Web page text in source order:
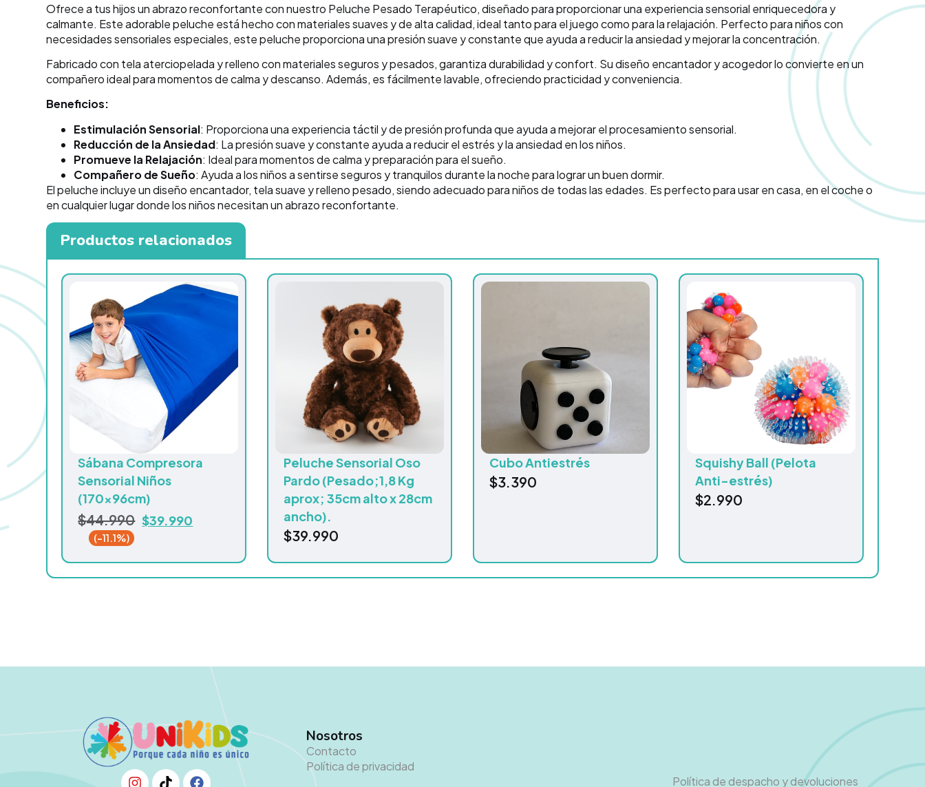
Ofrece a tus hijos un abrazo reconfortante con nuestro Peluche Pesado Terapéutico, diseñado para proporcionar una experiencia sensorial enriquecedora y
calmante. Este adorable peluche está hecho con materiales suaves y de alta calidad, ideal tanto para el juego como para la relajación. Perfecto para niños con
necesidades sensoriales especiales, este peluche proporciona una presión suave y constante que ayuda a reducir la ansiedad y mejorar la concentración.
Fabricado con tela aterciopelada y relleno con materiales seguros y pesados, garantiza durabilidad y confort. Su diseño encantador y acogedor lo convierte en un
compañero ideal para momentos de calma y descanso. Además, es fácilmente lavable, ofreciendo practicidad y conveniencia.
Beneficios:
Estimulación Sensorial: Proporciona una experiencia táctil y de presión profunda que ayuda a mejorar el procesamiento sensorial.
Reducción de la Ansiedad: La presión suave y constante ayuda a reducir el estrés y la ansiedad en los niños.
Promueve la Relajación: Ideal para momentos de calma y preparación para el sueño.
Compañero de Sueño: Ayuda a los niños a sentirse seguros y tranquilos durante la noche para lograr un buen dormir.
El peluche incluye un diseño encantador, tela suave y relleno pesado, siendo adecuado para niños de todas las edades. Es perfecto para usar en casa, en el coche o
en cualquier lugar donde los niños necesitan un abrazo reconfortante.
Productos relacionados
Sábana Compresora
Sensorial Niños
(170x96cm)
$44.990 $39.990
(-11.1%)
Peluche Sensorial Oso
Pardo (Pesado;1,8 Kg
aprox; 35cm alto x 28cm
ancho).
$39.990
Cubo Antiestrés
$3.390
Squishy Ball (Pelota
Anti-estrés)
$2.990
Nosotros
Contacto
Política de privacidad
Política de despacho y devoluciones